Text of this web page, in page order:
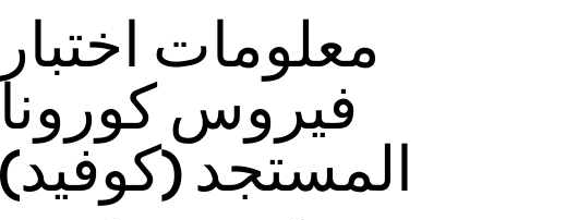
معلومات اختبار
فيروس كورونا
المستجد (كوفيد)